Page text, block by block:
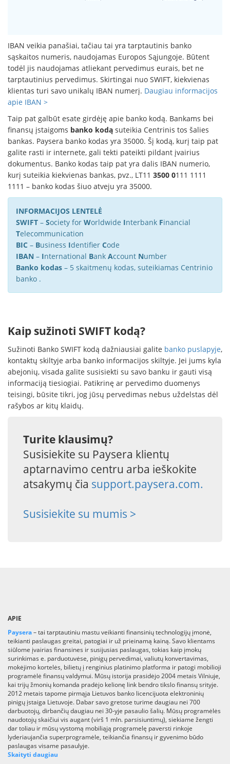
IBAN veikia panašiai, tačiau tai yra tarptautinis banko
sąskaitos numeris, naudojamas Europos Sąjungoje. Būtent
todėl jis naudojamas atliekant pervedimus eurais, bet ne
tarptautinius pervedimus. Skirtingai nuo SWIFT, kiekvienas
klientas turi savo unikalų IBAN numerį. Daugiau informacijos
apie IBAN >
Taip pat galbūt esate girdėję apie banko kodą. Bankams bei
finansų įstaigoms banko kodą suteikia Centrinis tos šalies
bankas. Paysera banko kodas yra 35000. Šį kodą, kurį taip pat
galite rasti ir internete, gali tekti pateikti pildant įvairius
dokumentus. Banko kodas taip pat yra dalis IBAN numerio,
kurį suteikia kiekvienas bankas, pvz., LT11 3500 0111 1111
1111 – banko kodas šiuo atveju yra 35000.
INFORMACIJOS LENTELĖ
SWIFT – Society for Worldwide Interbank Financial
Telecommunication
BIC – Business Identifier Code
IBAN – International Bank Account Number
Banko kodas – 5 skaitmenų kodas, suteikiamas Centrinio
banko .
Kaip sužinoti SWIFT kodą?
Sužinoti Banko SWIFT kodą dažniausiai galite banko puslapyje,
kontaktų skiltyje arba banko informacijos skiltyje. Jei jums kyla
abejonių, visada galite susisiekti su savo banku ir gauti visą
informaciją tiesiogiai. Patikrinę ar pervedimo duomenys
teisingi, būsite tikri, jog jūsų pervedimas nebus uždelstas dėl
rašybos ar kitų klaidų.
Turite klausimų?
Susisiekite su Paysera klientų
aptarnavimo centru arba ieškokite
atsakymų čia support.paysera.com.
Susisiekite su mumis >
APIE
Paysera– tai tarptautiniu mastu veikianti finansinių technologijų įmonė,
teikianti paslaugas greitai, patogiai ir už prieinamą kainą. Savo klientams
siūlome įvairias finansines ir susijusias paslaugas, tokias kaip įmokų
surinkimas e. parduotuvėse, pinigų pervedimai, valiutų konvertavimas,
mokėjimo kortelės, bilietų į renginius platinimo platforma ir patogi mobilioji
programėlė finansų valdymui. Mūsų istorija prasidėjo 2004 metais Vilniuje,
kai trijų žmonių komanda pradėjo kelionę link bendro tikslo finansų srityje.
2012 metais tapome pirmąja Lietuvos banko licencijuota elektroninių
pinigų įstaiga Lietuvoje. Dabar savo gretose turime daugiau nei 700
darbuotojų, dirbančių daugiau nei 30-yje pasaulio šalių. Mūsų programėlės
naudotojų skaičiui vis augant (virš 1 mln. parsisiuntimų), siekiame žengti
dar toliau ir mūsų vystomą mobiliąją programelę paversti rinkoje
lyderiaujančia superprogramėle, teikiančia finansų ir gyvenimo būdo
paslaugas visame pasaulyje.
Skaityti daugiau